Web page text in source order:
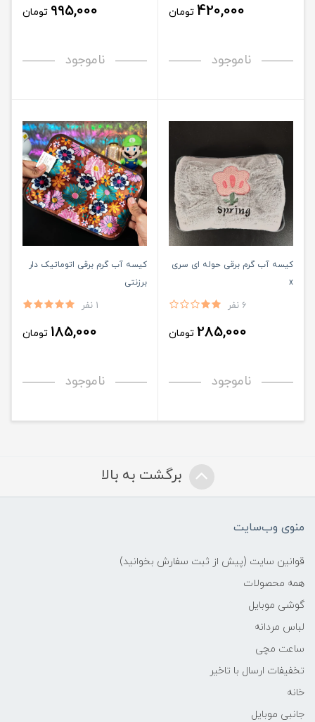
420,000 تومان
ناموجود
995,000 تومان
ناموجود
کیسه آب گرم برقی حوله ای سری
x
6 نفر
285,000 تومان
ناموجود
کیسه آب گرم برقی اتوماتیک دار
برزنتی
1 نفر
185,000 تومان
ناموجود
برگشت به بالا
منوی وب‌سایت
قوانین سایت (پیش از ثبت سفارش بخوانید)
همه محصولات
گوشی موبایل
لباس مردانه
ساعت مچی
تخفیفات ارسال با تاخیر
خانه
جانبی موبایل